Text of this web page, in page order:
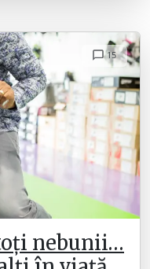
15
nebunii…